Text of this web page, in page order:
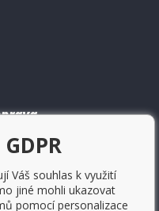
Váš souhlas k využití
jiné mohli ukazovat
pomocí personalizace